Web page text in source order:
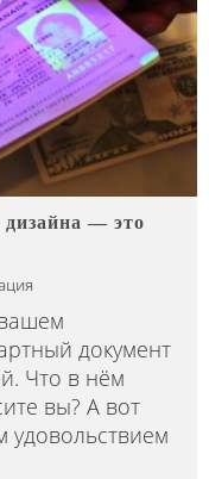
дизайна — это
документ
Что в нём
вы? А вот